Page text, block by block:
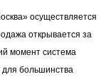
осуществляется
открывается за
момент система
большинства